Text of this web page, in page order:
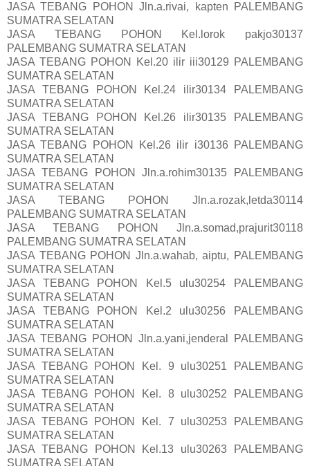
JASA TEBANG POHON Jln.a.rivai, kapten PALEMBANG
SUMATRA SELATAN
JASA TEBANG POHON Kel.lorok pakjo30137
PALEMBANG SUMATRA SELATAN
JASA TEBANG POHON Kel.20 ilir iii30129 PALEMBANG
SUMATRA SELATAN
JASA TEBANG POHON Kel.24 ilir30134 PALEMBANG
SUMATRA SELATAN
JASA TEBANG POHON Kel.26 ilir30135 PALEMBANG
SUMATRA SELATAN
JASA TEBANG POHON Kel.26 ilir i30136 PALEMBANG
SUMATRA SELATAN
JASA TEBANG POHON Jln.a.rohim30135 PALEMBANG
SUMATRA SELATAN
JASA TEBANG POHON Jln.a.rozak,letda30114
PALEMBANG SUMATRA SELATAN
JASA TEBANG POHON Jln.a.somad,prajurit30118
PALEMBANG SUMATRA SELATAN
JASA TEBANG POHON Jln.a.wahab, aiptu, PALEMBANG
SUMATRA SELATAN
JASA TEBANG POHON Kel.5 ulu30254 PALEMBANG
SUMATRA SELATAN
JASA TEBANG POHON Kel.2 ulu30256 PALEMBANG
SUMATRA SELATAN
JASA TEBANG POHON Jln.a.yani,jenderal PALEMBANG
SUMATRA SELATAN
JASA TEBANG POHON Kel. 9 ulu30251 PALEMBANG
SUMATRA SELATAN
JASA TEBANG POHON Kel. 8 ulu30252 PALEMBANG
SUMATRA SELATAN
JASA TEBANG POHON Kel. 7 ulu30253 PALEMBANG
SUMATRA SELATAN
JASA TEBANG POHON Kel.13 ulu30263 PALEMBANG
SUMATRA SELATAN